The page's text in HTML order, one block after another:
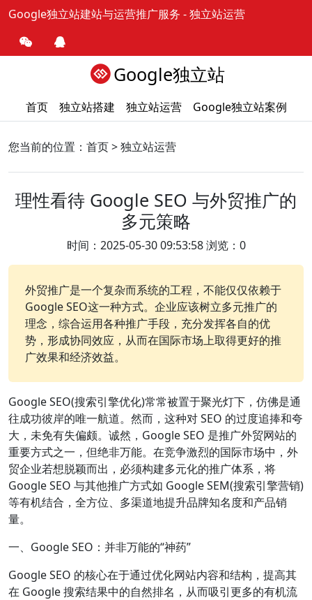
Google独立站建站与运营推广服务 - 独立站运营
Google独立站
首页 独立站搭建 独立站运营 Google独立站案例
您当前的位置： 首页>独立站运营
理性看待 Google SEO 与外贸推广的
多元策略
时间：2025-05-30 09:53:58 浏览：0
外贸推广是一个复杂而系统的工程，不能仅仅依赖于
Google SEO这一种方式。企业应该树立多元推广的
理念，综合运用各种推广手段，充分发挥各自的优
势，形成协同效应，从而在国际市场上取得更好的推
广效果和经济效益。
Google SEO(搜索引擎优化)常常被置于聚光灯下，仿佛是通
往成功彼岸的唯一航道。然而，这种对 SEO 的过度追捧和夸
大，未免有失偏颇。诚然，Google SEO 是推广外贸网站的
重要方式之一，但绝非万能。在竞争激烈的国际市场中，外
贸企业若想脱颖而出，必须构建多元化的推广体系，将
Google SEO 与其他推广方式如 Google SEM(搜索引擎营销)
等有机结合，全方位、多渠道地提升品牌知名度和产品销
量。
一、Google SEO：并非万能的“神药”
Google SEO 的核心在于通过优化网站内容和结构，提高其
在 Google 搜索结果中的自然排名，从而吸引更多的有机流